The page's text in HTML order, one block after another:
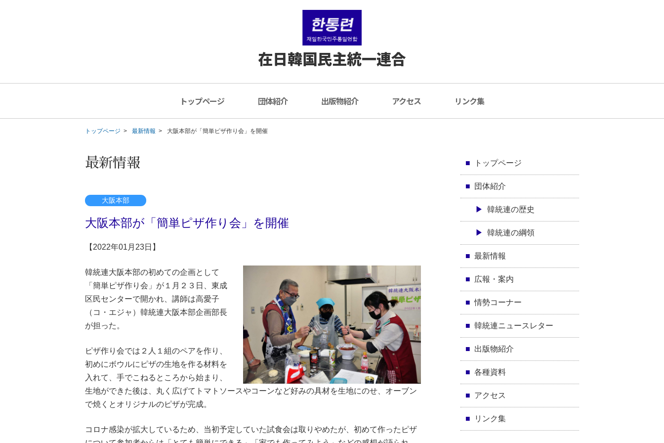
在日韓国民主統一連合
トップページ 団体紹介 出版物紹介 アクセス リンク集
トップページ 最新情報 大阪本部が「簡単ピザ作り会」を開催
最新情報
大阪本部
大阪本部が「簡単ピザ作り会」を開催
【2022年01月23日】
韓統連大阪本部の初めての企画として
「簡単ピザ作り会」が１月２３日、東成
区民センターで開かれ、講師は高愛子
（コ・エジャ）韓統連大阪本部企画部長
が担った。
ピザ作り会では２人１組のペアを作り、
初めにボウルにピザの生地を作る材料を
入れて、手でこねるところから始まり、
生地ができた後は、丸く広げてトマトソースやコーンなど好みの具材を生地にのせ、オーブン
で焼くとオリジナルのピザが完成。
コロナ感染が拡大しているため、当初予定していた試食会は取りやめたが、初めて作ったピザ
トップページ
団体紹介
韓統連の歴史
韓統連の綱領
最新情報
広報・案内
情勢コーナー
韓統連ニュースレター
出版物紹介
各種資料
アクセス
リンク集